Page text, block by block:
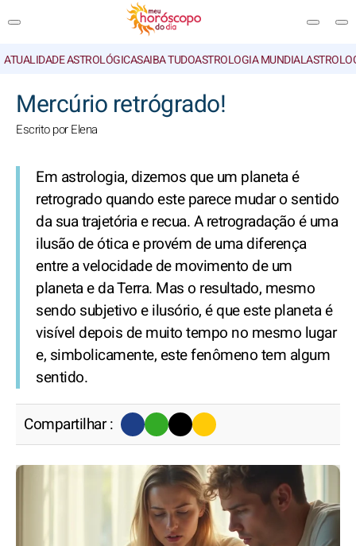
ATUALIDADE ASTROLÓGICASAIBA TUDOASTROLOGIA MUNDIAL
Mercúrio retrógrado!
Escrito por Elena
Em astrologia, dizemos que um planeta é
retrogrado quando este parece mudar o sentido
da sua trajetória e recua. A retrogradação é uma
ilusão de ótica e provém de uma diferença
entre a velocidade de movimento de um
planeta e da Terra. Mas o resultado, mesmo
sendo subjetivo e ilusório, é que este planeta é
visível depois de muito tempo no mesmo lugar
e, simbolicamente, este fenômeno tem algum
sentido.
Compartilhar :